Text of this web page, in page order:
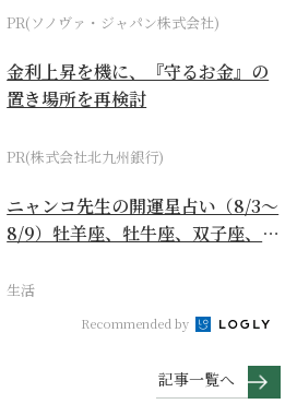
PR(ソノヴァ・ジャパン株式会社)
金利上昇を機に、『守るお金』の
置き場所を再検討
PR(株式会社北九州銀行)
ニャンコ先生の開運星占い（8/3～
8/9）牡羊座、牡牛座、双子座、蟹
生活
Recommended by
記事一覧へ